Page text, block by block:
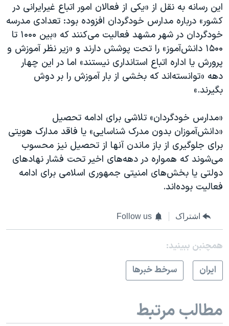
این رسانه به نقل از «یکی از فعالان امور اتباع غیرایرانی در
کشور» درباره مدارس خودگردان افزوده بود: تعدادی مدرسه
خودگردان در شهر مشهد فعالیت می‌کنند که «بین ۱۰۰۰ تا
۱۵۰۰ دانش‌آموز» را تحت پوشش دارند و «زیر نظر آموزش و
پرورش یا اداره اتباع استانداری نیستند» اما در این چهار
دهه «توانسته‌اند که بخشی از بار آموزش را بر دوش
بگیرند.»
«مدارس خودگردان» تلاشی برای ادامه تحصیل
«دانش‌آموزان بدون مدرک شناسایی» یا فاقد مدارک هویتی
برای جلوگیری از باز ماندن آنها از تحصیل نیز محسوب
می‌شوند که همواره در دهه‌های اخیر تحت فشار نهادهای
دولتی یا بخش‌های امنیتی جمهوری اسلامی برای ادامه
فعالیت بوده‌اند.
اشتراک Follow us
همچنبن ببینید:
ايران
سرخط خبرها
مطالب مرتبط